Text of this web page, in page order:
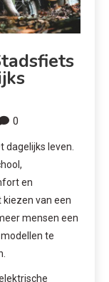
0
dagelijks leven.
en
van een
mensen een
te